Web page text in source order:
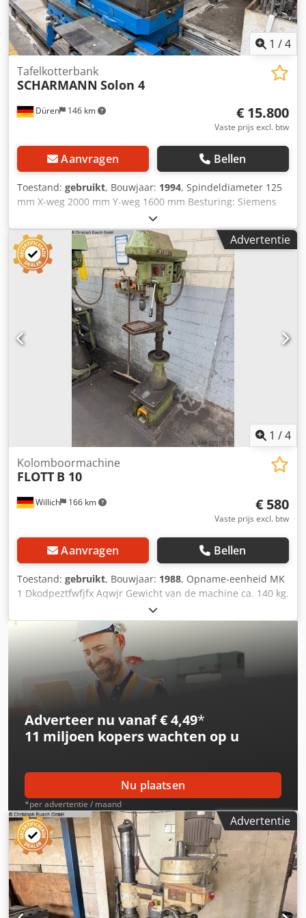
1 /4
Düren 146 km
Tafelkotterbank
SCHARMANN Solon 4
€ 15.800
Vaste prijs excl. btw
Aanvragen Bellen
Toestand: gebruikt, Bouwjaar: 1994, Spindeldiameter 125
mm X-weg 2000 mm Y-weg 1600 mm Besturing: Siemens
840 C Z-weg 1400 mm Dkedpfeztfwxox Aqwor W-weg 600
mm SK50-spil, ja Totale vermogensbehoefte 40 kW Gewicht
van de machine ca. 27 ton
Advertentie
1 /4
Willich 166 km
Kolomboormachine
FLOTT B 10
€ 580
Vaste prijs excl. btw
Aanvragen Bellen
Toestand: gebruikt, Bouwjaar: 1988, Opname-eenheid MK
1 Dkodpeztfwfjfx Aqwjr Gewicht van de machine ca. 140 kg.
Adverteer nu vanaf € 4,49*
11 miljoen koperswachten op u
Nu plaatsen
*per advertentie / maand
Advertentie